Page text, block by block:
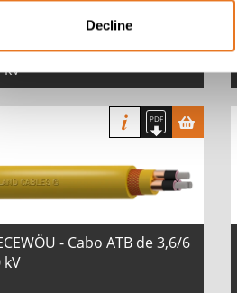
Decline
- Cabo ZH de 3,6/6
kV
- Cabo ATB de 3,6/6
kV